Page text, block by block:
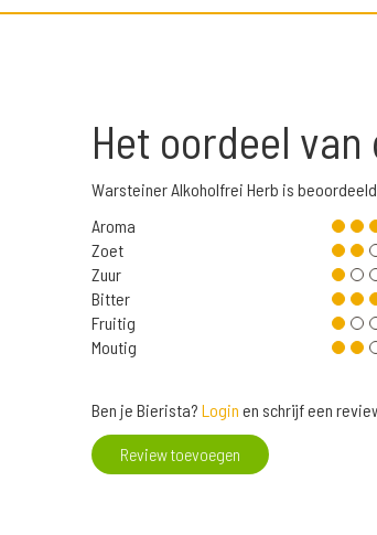
Het oordeel van
Warsteiner Alkoholfrei Herb is
Aroma
Zoet
Zuur
Bitter
Fruitig
Moutig
Ben je Bierista? Login en schrijf een
Review toevoegen